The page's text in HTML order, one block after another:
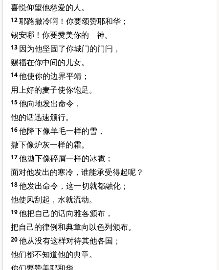
喜悦仰望他慈爱的人。
12耶路撒冷啊！你要颂赞耶和华；
锡安哪！你要赞美你的 神。
13 因为他坚固了你城门的门闩，
赐福在你中间的儿女。
14他使你的边界平靖；
用上好的麦子使你饱足。
15他向地发出命令，
他的话迅速颁行。
16他降下像羊毛一样的雪，
撒下像炉灰一样的霜。
17他拋下像碎屑一样的冰雹；
面对他发出的寒冷，谁能承受得起呢？
18他发出命令，这一切就都融化；
他使风刮起，水就流动。
19他把自己的话向雅各颁布，
把自己的律例和典章向以色列颁布。
20他从没有这样对待其他各国；
他们都不知道他的典章。